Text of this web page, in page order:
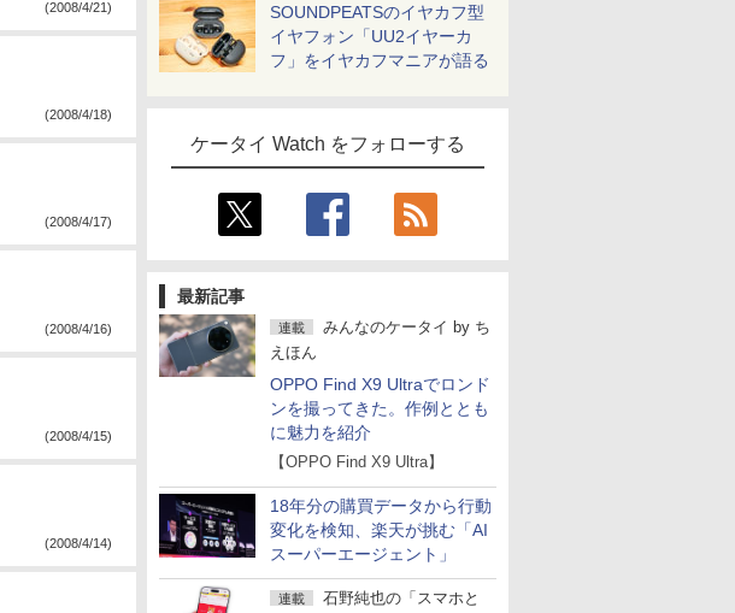
SOUNDPEATSのイヤカフ型
イヤフォン「UU2イヤーカ
フ」をイヤカフマニアが語る
ケータイ Watch をフォローする
最新記事
連載 みんなのケータイ by ち
えほん
OPPO Find X9 Ultraでロンド
ンを撮ってきた。作例ととも
に魅力を紹介
【OPPO Find X9 Ultra】
18年分の購買データから行動
変化を検知、楽天が挑む「AI
スーパーエージェント」
連載
石野純也の「スマホと
(2008/4/21)
(2008/4/18)
(2008/4/17)
(2008/4/16)
(2008/4/15)
(2008/4/14)